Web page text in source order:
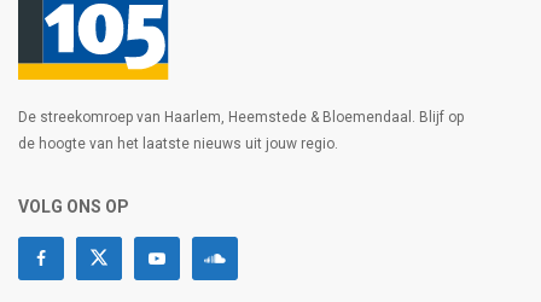
De streekomroep van Haarlem, Heemstede & Bloemendaal. Blijf op
de hoogte van het laatste nieuws uit jouw regio.
VOLG ONS OP